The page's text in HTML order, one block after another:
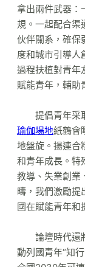
拿出兩件武器：
規。一起配合渠
伙伴關系，確保
度和城市引導人
過程扶植對青年
賦能青年，輔助
提倡青年采
瑜伽場地紙鶴會
地盤旋。揚連合
和青年成長。特
教導、失業創業
疇，我們激勵提
國在賦能青年和
論壇時代還
動列國青年“知